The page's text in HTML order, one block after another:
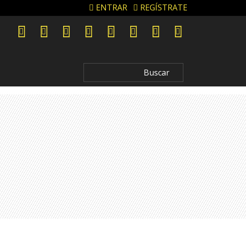
ENTRAR REGÍSTRATE